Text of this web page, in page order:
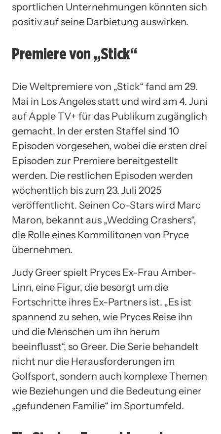
sportlichen Unternehmungen könnten sich
positiv auf seine Darbietung auswirken.
Premiere von „Stick“
Die Weltpremiere von „Stick“ fand am 29.
Mai in Los Angeles statt und wird am 4. Juni
auf Apple TV+ für das Publikum zugänglich
gemacht. In der ersten Staffel sind 10
Episoden vorgesehen, wobei die ersten drei
Episoden zur Premiere bereitgestellt
werden. Die restlichen Episoden werden
wöchentlich bis zum 23. Juli 2025
veröffentlicht. Seinen Co-Stars wird Marc
Maron, bekannt aus „Wedding Crashers“,
die Rolle eines Kommilitonen von Pryce
übernehmen.
Judy Greer spielt Pryces Ex-Frau Amber-
Linn, eine Figur, die besorgt um die
Fortschritte ihres Ex-Partners ist. „Es ist
spannend zu sehen, wie Pryces Reise ihn
und die Menschen um ihn herum
beeinflusst“, so Greer. Die Serie behandelt
nicht nur die Herausforderungen im
Golfsport, sondern auch komplexe Themen
wie Beziehungen und die Bedeutung einer
„gefundenen Familie“ im Sportumfeld.